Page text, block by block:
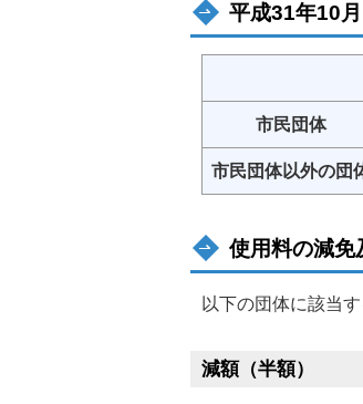
平成31年10
市民団体
市民団体以外の団
使用料の減免
以下の団体に該当
減額（半額）